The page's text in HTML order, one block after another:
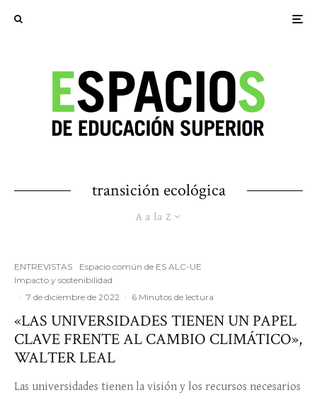
transición ecológica
A a la Z
ENTREVISTAS
Espacio común de ES ALC-UE
Impacto y sostenibilidad
· 7 de diciembre de 2022 · 6 Minutos de lectura
«LAS UNIVERSIDADES TIENEN UN PAPEL
CLAVE FRENTE AL CAMBIO CLIMÁTICO»,
WALTER LEAL
Las universidades tienen la visión y los recursos necesarios